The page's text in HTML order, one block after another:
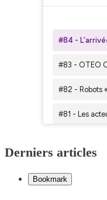
Derniers articles
Bookmark